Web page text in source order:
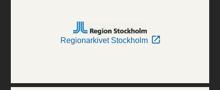
Regionarkivet Stockholm